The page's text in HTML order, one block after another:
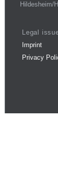
Hildesheim/
Legal
Imprint
Privacy